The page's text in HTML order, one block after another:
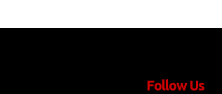
Follow Us